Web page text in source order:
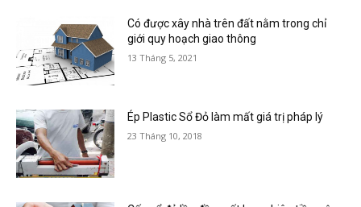
Có được xây nhà trên đất nằm trong chỉ
giới quy hoạch giao thông
13 Tháng 5, 2021
Ép Plastic Sổ Đỏ làm mất giá trị pháp lý
23 Tháng 10, 2018